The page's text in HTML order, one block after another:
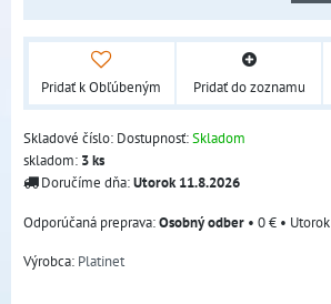
Pridať k Obľúbeným Pridať do zoznamu
Skladové číslo: Dostupnosť:Skladom
skladom: 3ks
Doručíme dňa:Utorok11.8.2026
Osobný odber • 0 € • Utorok
Výrobca: Platinet